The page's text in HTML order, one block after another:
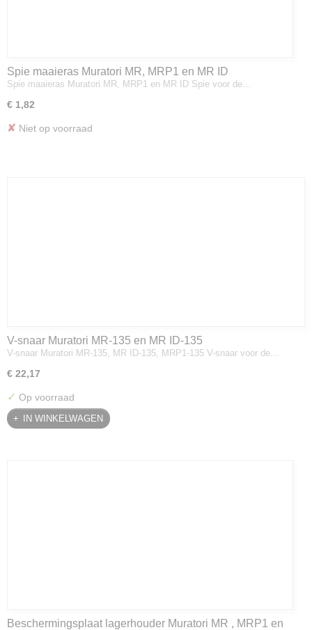
Spie maaieras Muratori MR, MRP1 en MR ID
Spie maaieras Muratori MR, MRP1 en MR ID Spie voor de…
€ 1,82
✘ Niet op voorraad
V-snaar Muratori MR-135 en MR ID-135
V-snaar Muratori MR-135, MR ID-135, MRP1-135 V-snaar voor de…
€ 22,17
✓ Op voorraad
IN WINKELWAGEN
Beschermingsplaat lagerhouder Muratori MR , MRP1 en